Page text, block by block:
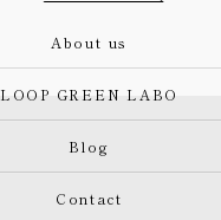
About us
LOOP GREEN LABO
Blog
Contact